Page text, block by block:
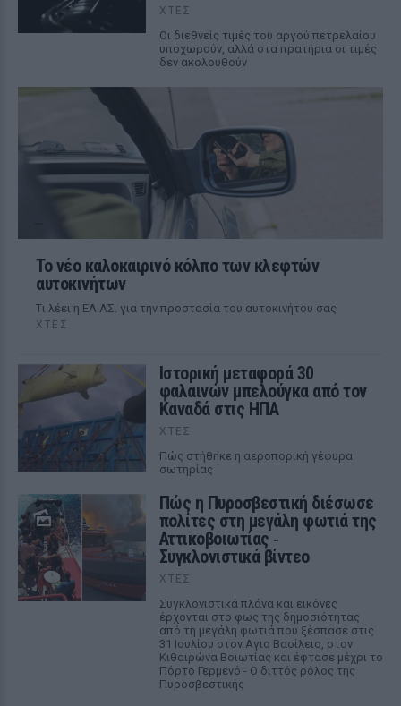
ΧΤΕΣ
Οι διεθνείς τιμές του αργού πετρελαίου
υποχωρούν, αλλά στα πρατήρια οι τιμές
δεν ακολουθούν
Το νέο καλοκαιρινό κόλπο των κλεφτών
αυτοκινήτων
Tι λέει η ΕΛ.ΑΣ. για την προστασία του αυτοκινήτου σας
ΧΤΕΣ
Ιστορική μεταφορά 30
φαλαινών μπελούγκα από τον
Καναδά στις ΗΠΑ
ΧΤΕΣ
Πώς στήθηκε η αεροπορική γέφυρα
σωτηρίας
Πώς η Πυροσβεστική διέσωσε
πολίτες στη μεγάλη φωτιά της
Αττικοβοιωτίας ‑
Συγκλονιστικά βίντεο
ΧΤΕΣ
Συγκλονιστικά πλάνα και εικόνες
έρχονται στο φως της δημοσιότητας
από τη μεγάλη φωτιά που ξέσπασε στις
31 Ιουλίου στον Αγιο Βασίλειο, στον
Κιθαιρώνα Βοιωτίας και έφτασε μέχρι το
Πόρτο Γερμενό - Ο διττός ρόλος της
Πυροσβεστικής